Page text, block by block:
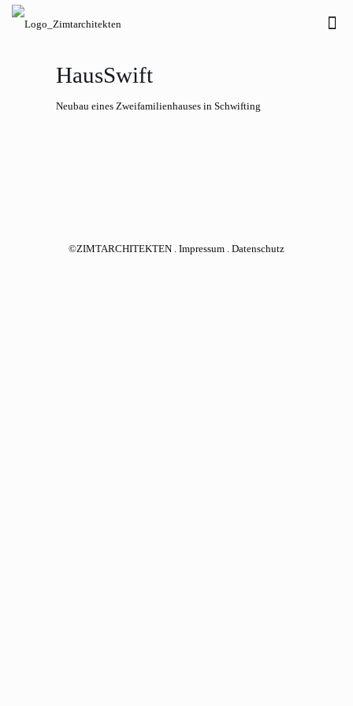
HausSwift
Neubau eines Zweifamilienhauses in Schwifting
©ZIMTARCHITEKTEN . Impressum . Datenschutz